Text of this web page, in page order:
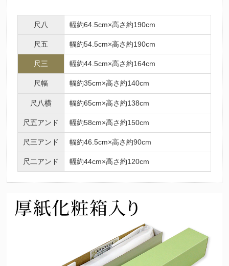
尺八 幅約64.5cm×高さ約190cm
尺五 幅約54.5cm×高さ約190cm
尺三 幅約44.5cm×高さ約164cm
尺幅 幅約35cm×高さ約140cm
尺八横 幅約65cm×高さ約138cm
尺五アンド 幅約58cm×高さ約150cm
尺三アンド 幅約46.5cm×高さ約90cm
尺二アンド 幅約44cm×高さ約120cm